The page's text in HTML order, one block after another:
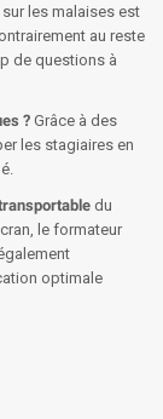
les malaises est
au reste
de questions à
? Grâce à des
les stagiaires en
du
le formateur
optimale